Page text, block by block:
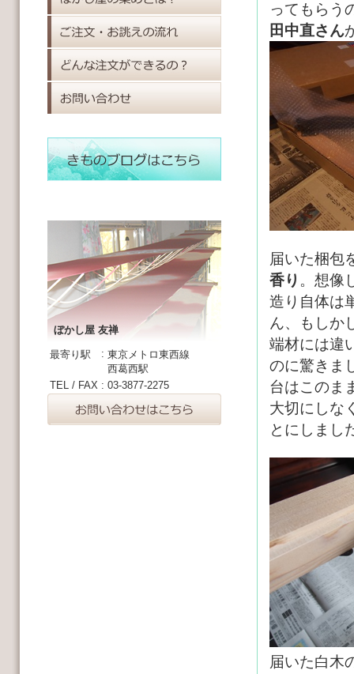
ぼかし屋 友禅
最寄り駅 : 東京メトロ東西線
西葛西駅
TEL / FAX : 03-3877-2275
ってもらう
田中直さん
届いた梱包
香り 。想像
造り自体は
ん、もしか
端材には違
のに驚きま
台はこのま
大切にしな
とにしまし
届いた白木